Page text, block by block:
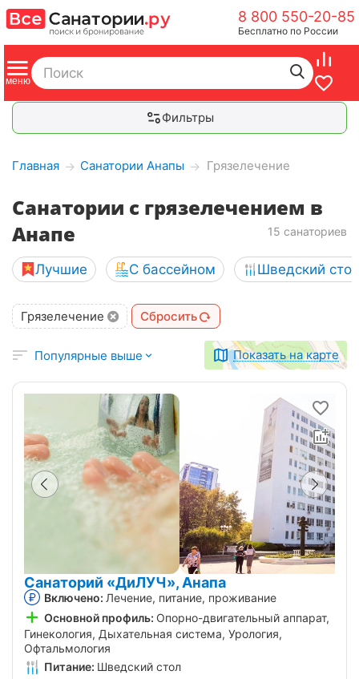
8 800 550-20-85
Бесплатно по России
Фильтры
Главная → Санатории Анапы → Грязелечение
Санатории с грязелечением в
Анапе
15 санаториев
Лучшие С бассейном Шведский стол
Грязелечение Сбросить
Популярные выше Показать на карте
Санаторий «ДиЛУЧ», Анапа
Включено: Лечение, питание, проживание
Основной профиль: Опорно-двигательный аппарат,
Гинекология, Дыхательная система, Урология,
Офтальмология
Питание: Шведский стол